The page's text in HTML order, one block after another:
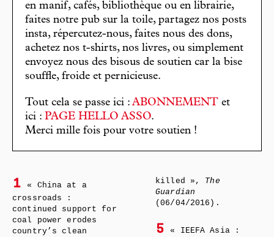
en manif, cafés, bibliothèque ou en librairie,
faites notre pub sur la toile, partagez nos posts
insta, répercutez-nous, faites nous des dons,
achetez nos t-shirts, nos livres, ou simplement
envoyez nous des bisous de soutien car la bise
souffle, froide et pernicieuse.
Tout cela se passe ici : ABONNEMENT et
ici : PAGE HELLO ASSO.
Merci mille fois pour votre soutien !
1
« China at a
crossroads :
continued support for
coal power erodes
country’s clean
killed », The
Guardian
(06/04/2016).
5
« IEEFA Asia :